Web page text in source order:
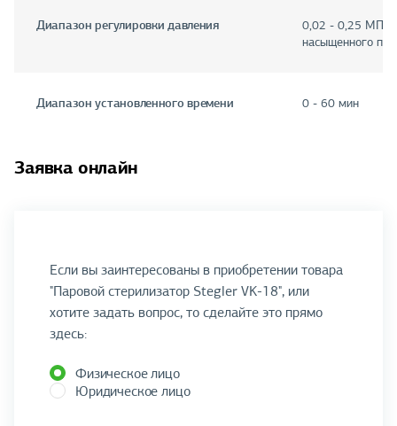
Диапазон регулировки давления
0,02 - 0,25 МПа
насыщенного
Диапазон установленного времени 0 - 60 мин
Заявка онлайн
Если вы заинтересованы в приобретении товара
"Паровой стерилизатор Stegler VK-18", или
хотите задать вопрос, то сделайте это прямо
здесь:
Физическое лицо
Юридическое лицо